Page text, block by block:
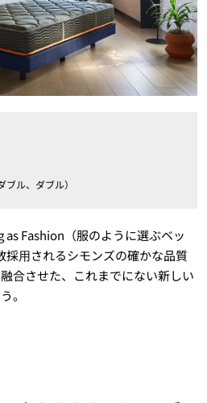
ル、ダブル）
Fashion（服のように選ぶベッ
採⽤されるシモンズの確かな品質
合させた、これまでにない新しい
。